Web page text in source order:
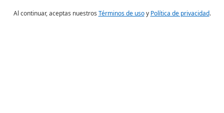
Al continuar, aceptas nuestros Términos de usoy Política de privacidad.